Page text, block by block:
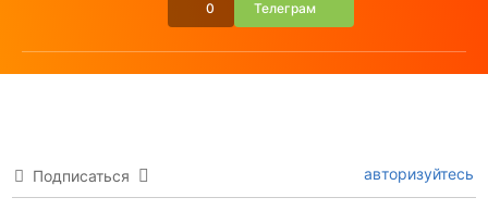
0 Телеграм
Подписаться авторизуйтесь